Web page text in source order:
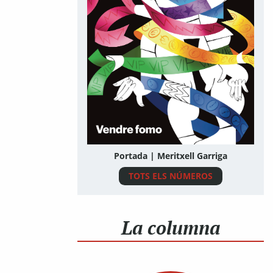
Portada | Meritxell Garriga
TOTS ELS NÚMEROS
La columna